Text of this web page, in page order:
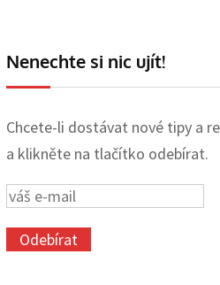
Nenechte si nic ujít!
Chcete-li dostávat nové tipy a
a klikněte na tlačítko odebírat.